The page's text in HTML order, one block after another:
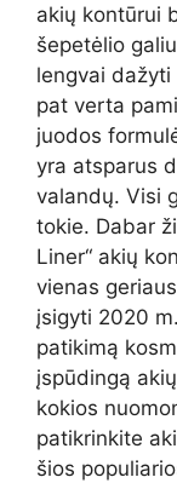
akių kontūrui
šepetėlio
lengvai
pat verta
juodos
yra atsparus
valandų. Visi
tokie. Dabar
Liner“ akių
vienas
įsigyti 2020
patikimą
įspūdingą
kokios
patikrinkite
šios